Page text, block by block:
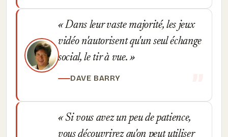
Dans leur vaste majorité, les jeux
vidéo n'autorisent qu'un seul échange
social, le tir à vue.
DAVE BARRY
Si vous avez un peu de patience,
vous découvrirez qu'on peut utiliser